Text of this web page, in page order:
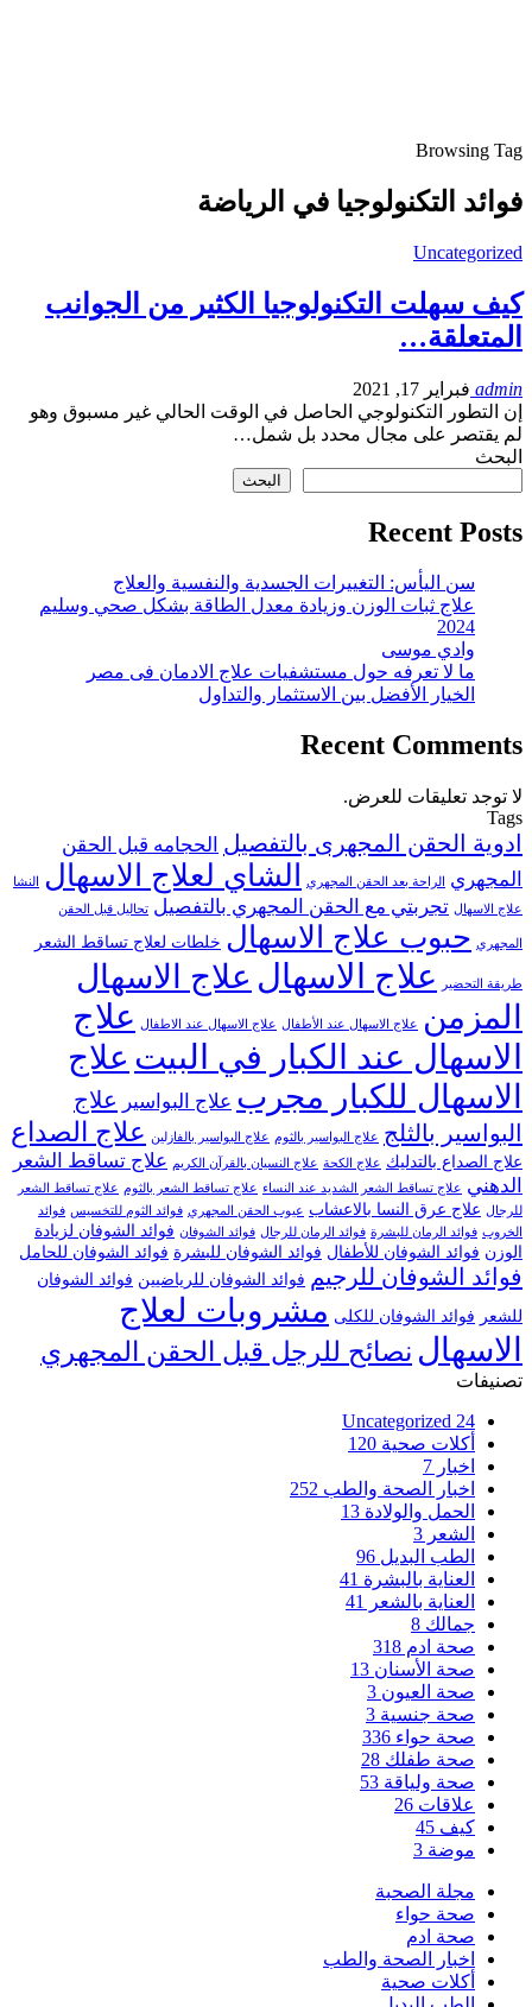
Browsing Tag
فوائد التكنولوجيا في الرياضة
Uncategorized
كيف سهلت التكنولوجيا الكثير من الجوانب
المتعلقة…
admin فبراير 17, 2021
إن التطور التكنولوجي الحاصل في الوقت الحالي غير مسبوق وهو
لم يقتصر على مجال محدد بل شمل…
البحث
البحث
Recent Posts
سن اليأس: التغييرات الجسدية والنفسية والعلاج
علاج ثبات الوزن وزيادة معدل الطاقة بشكل صحي وسليم
2024
وادي موسى
ما لا تعرفه حول مستشفيات علاج الادمان فى مصر
الخيار الأفضل بين الاستثمار والتداول
Recent Comments
لا توجد تعليقات للعرض.
Tags
ادوية الحقن المجهرى بالتفصيل الحجامه قبل الحقن
المجهري
الراحة بعد الحقن المجهري الشاي لعلاج الاسهال النشا
علاج الاسهال تجربتي مع الحقن المجهري بالتفصيل تحاليل قبل الحقن
المجهري حبوب علاج الاسهال خلطات لعلاج تساقط الشعر
طريقة التحضير علاج الاسهال علاج الاسهال
المزمن
علاج الاسهال عند الأطفال علاج الاسهال عند الاطفال علاج
الاسهال عند الكبار في البيت علاج
الاسهال للكبار مجرب علاج البواسير علاج
البواسير بالثلج علاج البواسير بالثوم علاج البواسير بالفازلين علاج الصداع
علاج الصداع بالتدليك علاج الكحة علاج النسيان بالقرآن الكريم علاج تساقط الشعر
الدهني علاج تساقط الشعر الشديد عند النساء علاج تساقط الشعر بالثوم علاج تساقط الشعر
للرجال علاج عرق النسا بالاعشاب عيوب الحقن المجهري فوائد الثوم للتخسيس فوائد
الخروب فوائد الرمان للبشرة فوائد الرمان للرجال فوائد الشوفان فوائد الشوفان لزيادة
الوزن فوائد الشوفان للأطفال فوائد الشوفان للبشرة فوائد الشوفان للحامل
فوائد الشوفان للرجيم فوائد الشوفان للرياضيين فوائد الشوفان
للشعر فوائد الشوفان للكلى مشروبات لعلاج
الاسهال نصائح للرجل قبل الحقن المجهري
تصنيفات
Uncategorized 24
أكلات صحية 120
اخبار 7
اخبار الصحة والطب 252
الحمل والولادة 13
الشعر 3
الطب البديل 96
العناية بالبشرة 41
العناية بالشعر
41
جمالك 8
صحة ادم 318
صحة الأسنان 13
صحة العيون 3
صحة جنسية 3
صحة حواء 336
صحة طفلك 28
صحة ولياقة 53
علاقات 26
كيف 45
موضة 3
مجلة الصحبة
صحة حواء
صحة ادم
اخبار الصحة والطب
أكلات صحية